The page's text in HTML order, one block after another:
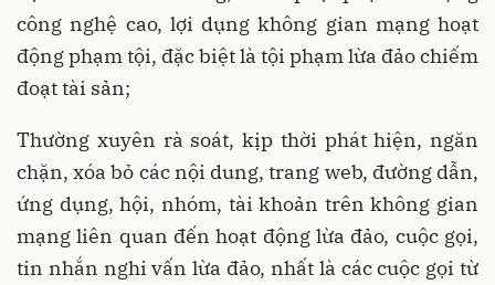
công nghệ cao, lợi dụng không gian mạng hoạt
động phạm tội, đặc biệt là tội phạm lừa đảo chiếm
đoạt tài sản;
Thường xuyên rà soát, kịp thời phát hiện, ngăn
chặn, xóa bỏ các nội dung, trang web, đường dẫn,
ứng dụng, hội, nhóm, tài khoản trên không gian
mạng liên quan đến hoạt động lừa đảo, cuộc gọi,
tin nhắn nghi vấn lừa đảo, nhất là các cuộc gọi từ